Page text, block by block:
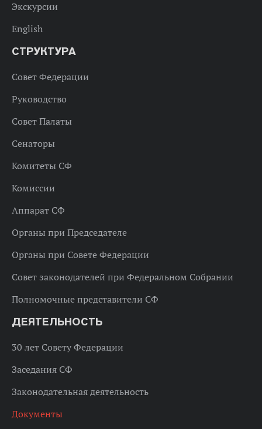
Экскурсии
English
СТРУКТУРА
Совет Федерации
Руководство
Совет Палаты
Сенаторы
Комитеты СФ
Комиссии
Аппарат СФ
Органы при Председателе
Органы при Совете Федерации
Совет законодателей при Федеральном Собрании
Полномочные представители СФ
ДЕЯТЕЛЬНОСТЬ
30 лет Совету Федерации
Заседания СФ
Законодательная деятельность
Документы